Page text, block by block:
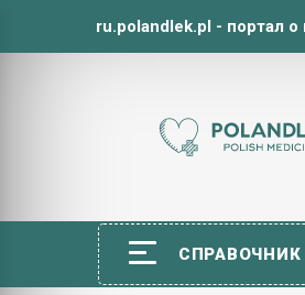
ru.polandlek.pl - портал
СПРАВОЧНИК